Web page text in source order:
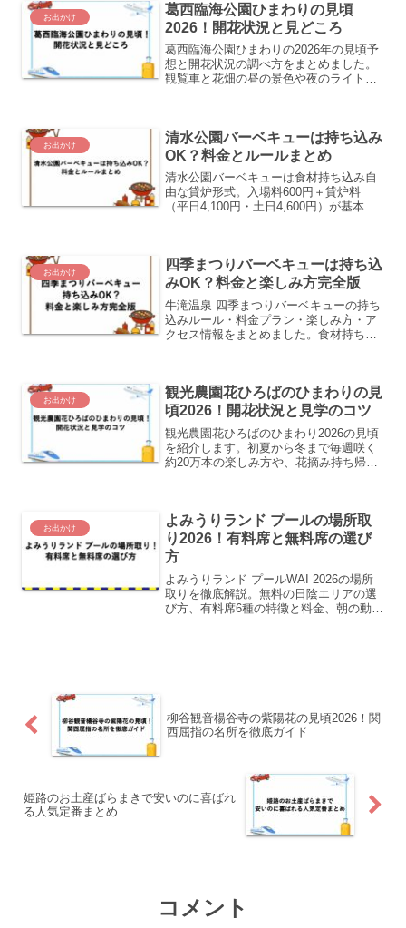
お出かけ
葛西臨海公園ひまわりの見頃
2026！開花状況と見どころ
葛西臨海公園ひまわりの2026年の見頃予
想と開花状況の調べ方をまとめました。
観覧車と花畑の昼の景色や夜のライトア
お出かけ
清水公園バーベキューは持ち込み
OK？料金とルールまとめ
清水公園バーベキューは食材持ち込み自
由な貸炉形式。入場料600円＋貸炉料
（平日4,100円・土日4,600円）が基本料
お出かけ
四季まつりバーベキューは持ち込
みOK？料金と楽しみ方完全版
牛滝温泉 四季まつりバーベキューの持ち
込みルール・料金プラン・楽しみ方・ア
クセス情報をまとめました。食材持ち込
お出かけ
観光農園花ひろばのひまわりの見
頃2026！開花状況と見学のコツ
観光農園花ひろばのひまわり2026の見頃
を紹介します。初夏から冬まで毎週咲く
約20万本の楽しみ方や、花摘み持ち帰り
お出かけ
よみうりランド プールの場所取
り2026！有料席と無料席の選び
方
よみうりランド プールWAI 2026の場所
取りを徹底解説。無料の日陰エリアの選
び方、有料席6種の特徴と料金、朝の動き
柳谷観音楊谷寺の紫陽花の見頃2026！関
西屈指の名所を徹底ガイド
姫路のお土産ばらまきで安いのに喜ばれ
る人気定番まとめ
コメント